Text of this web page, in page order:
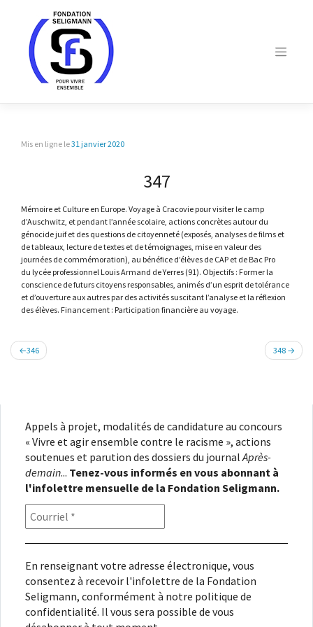
Mis en ligne le31 janvier 2020
347
Mémoire et Culture en Europe. Voyage à Cracovie pour visiter le camp
d’Auschwitz, et pendant l’année scolaire, actions concrètes autour du
génocide juif et des questions de citoyenneté (exposés, analyses de films et
de tableaux, lecture de textes et de témoignages, mise en valeur des
journées de commémoration), au bénéfice d’élèves de CAP et de Bac Pro
du lycée professionnel Louis Armand de Yerres (91). Objectifs : Former la
conscience de futurs citoyens responsables, animés d’un esprit de tolérance
et d’ouverture aux autres par des activités suscitant l’analyse et la réflexion
des élèves. Financement : Participation financière au voyage.
Navigation
de
346 348
Appels à projet, modalités de candidature au concours
« Vivre et agir ensemble contre le racisme », actions
soutenues et parution des dossiers du journalAprès-
demain... Tenez-vous informés en vous abonnant à
l'infolettre mensuelle de la Fondation Seligmann.
En renseignant votre adresse électronique, vous
consentez à recevoir l'infolettre de la Fondation
Seligmann, conformément à notre politique de
confidentialité. Il vous sera possible de vous